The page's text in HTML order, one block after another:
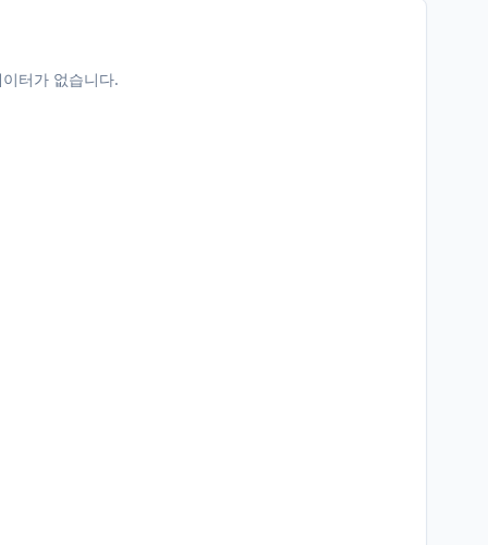
터가 없습니다.